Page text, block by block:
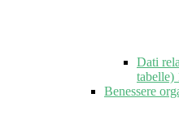
Dati
tabelle)
Benessere